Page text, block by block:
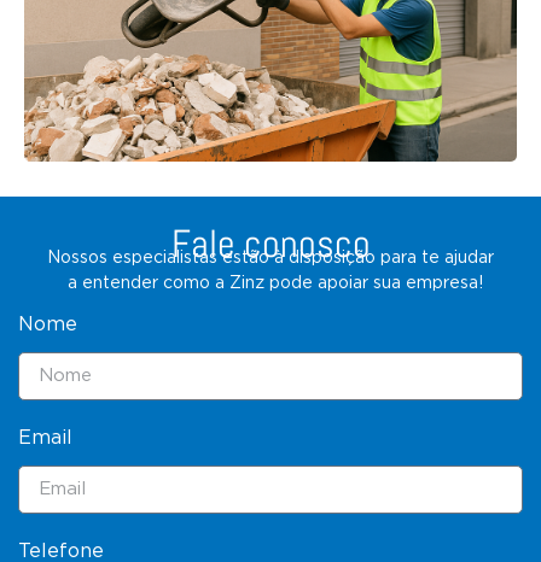
Fale conosco
Nossos especialistas estão à disposição para te ajudar
a entender como a Zinz pode apoiar sua empresa!
Nome
Email
Telefone